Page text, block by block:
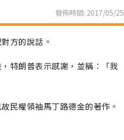
發佈時間: 2017/05/25
方的說話。
特朗普表示感謝，並稱︰「我
民權領袖馬丁路德金的著作。